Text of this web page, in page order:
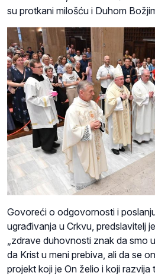
su protkani milošću i Duhom
Govoreći o odgovornosti i
ugrađivanja u Crkvu, predslavitelj
„zdrave duhovnosti znak da smo
da Krist u meni prebiva, ali da se
projekt koji je On želio i koji razvija